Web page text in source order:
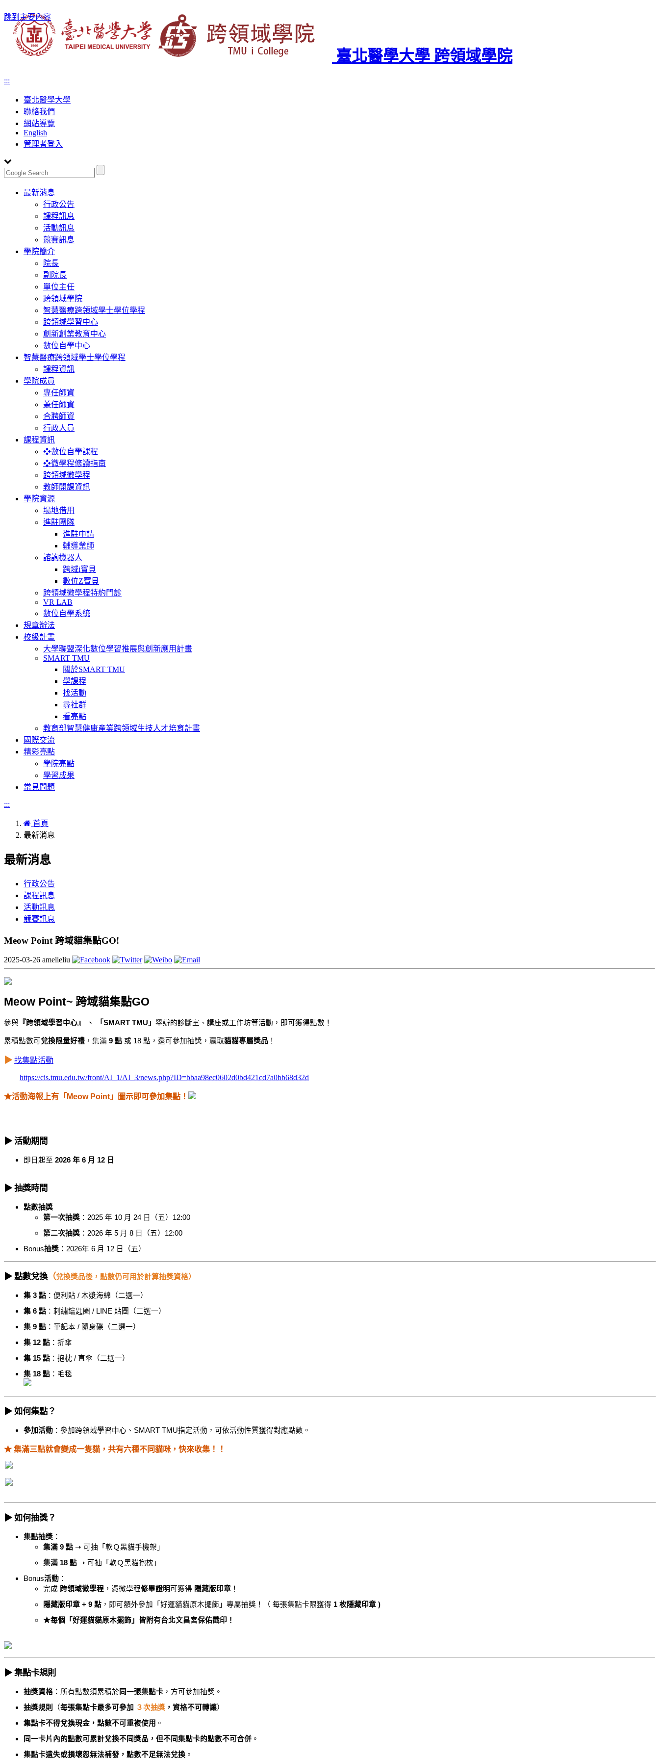
跳到主要內容
臺北醫學大學 跨領域學院
:::
臺北醫學大學
聯絡我們
網站導覽
English
管理者登入
Toggle
navigation
最新消息
行政公告
課程訊息
活動訊息
競賽訊息
學院簡介
院長
副院長
單位主任
跨領域學院
智慧醫療跨領域學士學位學程
跨領域學習中心
創新創業教育中心
數位自學中心
智慧醫療跨領域學士學位學程
課程資訊
學院成員
專任師資
兼任師資
合聘師資
行政人員
課程資訊
❖數位自學課程
❖微學程修讀指南
跨領域微學程
教師開課資訊
學院資源
場地借用
進駐團隊
進駐申請
輔導業師
諮詢機器人
跨域i寶貝
數位Z寶貝
跨領域微學程特約門診
VR LAB
數位自學系統
規章辦法
校級計畫
大學聯盟深化數位學習推展與創新應用計畫
SMART TMU
關於SMART TMU
學課程
找活動
尋社群
看亮點
教育部智慧健康產業跨領域生技人才培育計畫
國際交流
精彩亮點
學院亮點
學習成果
常見問題
:::
首頁
最新消息
最新消息
行政公告
課程訊息
活動訊息
競賽訊息
Meow Point 跨域貓集點GO!
2025-03-26 amelieliu
Meow Point~ 跨域貓集點GO
參與 『跨領域學習中心』 、 「SMART TMU 」 舉辦的診斷室、講座或工作坊等活動，即可獲得點數！
累積點數可兌換限量好禮 ，集滿 9 點 或 18 點，還可參加抽獎，贏取貓貓專屬獎品 ！
▶ 找集點活動
https://cis.tmu.edu.tw/front/AI_1/AI_3/news.php?ID=bbaa98ec0602d0bd421cd7a0bb68d32d
★活動海報上有「Meow Point」圖示即可參加集點！
▶ 活動期間
即日起至 2026 年 6 月 12 日
▶ 抽獎時間
點數抽獎
第一次抽獎 ：2025 年 10 月 24 日（五）12:00
第二次抽獎 ：2026 年 5 月 8 日（五）12:00
Bonus抽獎： 2026年 6 月 12 日（五）
▶ 點數兌換（兌換獎品後，點數仍可用於計算抽獎資格）
集 3 點 ：便利貼 / 木漿海綿（二選一）
集 6 點 ：刺繡鑰匙圈 / LINE 貼圖（二選一）
集 9 點 ：筆記本 / 隨身碟（二選一）
集 12 點 ：折傘
集 15 點 ：抱枕 / 直傘（二選一）
集 18 點 ：毛毯
▶ 如何集點？
參加活動 ：參加跨領域學習中心、SMART TMU指定活動，可依活動性質獲得對應點數。
★ 集滿三點就會變成一隻貓，共有六種不同貓咪，快來收集！！
▶ 如何抽獎？
集點抽獎 ：
集滿 9 點 ➝ 可抽「軟Ｑ黑貓手機架」
集滿 18 點 ➝ 可抽「軟Ｑ黑貓抱枕」
Bonus活動 ：
完成 跨領域微學程 ，憑微學程修畢證明可獲得 隱藏版印章 ！
隱藏版印章 + 9 點 ，即可額外參加「好運貓貓原木擺飾」專屬抽獎！（ 每張集點卡限獲得 1 枚隱藏印章 )
★每個「好運貓貓原木擺飾」皆附有台北文昌宮保佑戳印！
▶ 集點卡規則
抽獎資格 ：所有點數須累積於 同一張集點卡 ，方可參加抽獎。
抽獎規則
（每張集點卡最多可參加 ３次抽獎 ，資格不可轉讓）
集點卡不得兌換現金，點數不可重複使用 。
同一卡片內的點數可累計兌換不同獎品，但不同集點卡的點數不可合併 。
集點卡遺失或損壞恕無法補發，點數不足無法兌換 。